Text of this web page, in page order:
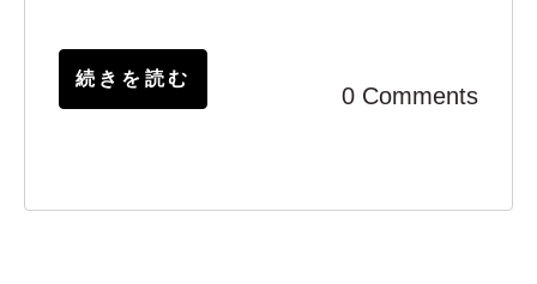
続きを読む
0 Comments